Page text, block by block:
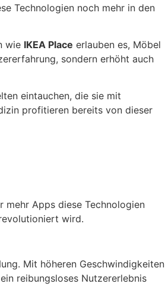
Technologien noch mehr in den
wie IKEA Place erlauben es, Möbel
sondern erhöht auch
eintauchen, die sie mit
profitieren bereits von dieser
mehr Apps diese Technologien
wird.
Mit höheren Geschwindigkeiten
reibungsloses Nutzererlebnis